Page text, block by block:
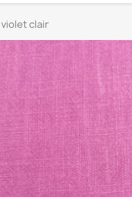
violet clair